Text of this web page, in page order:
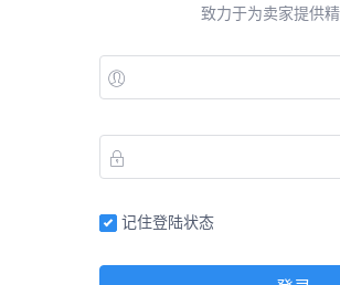
致力于为卖家提供
记住登陆状态